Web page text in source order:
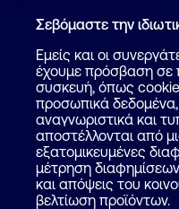
Καταχώρηση Αγγελίας
Πως λειτουργεί
Επικοινωνία
Όροι και προϋποθέσεις
Σεβόμαστε την
Εμείς και οι
έχουμε πρόσβαση σε
συσκευή, όπως
προσωπικά
αναγνωριστικά και
αποστέλλονται από
εξατομικευμένες
μέτρηση
και απόψεις του
βελτίωση προϊόντων.